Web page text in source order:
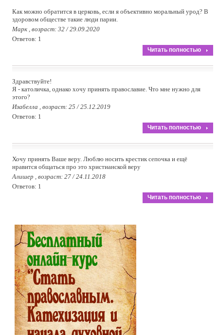
Как можно обратится в церковь, если я объективно моральный урод? В
здоровом обществе такие люди парии.
Марк , возраст: 32 / 29.09.2020
Ответов: 1
Читать полностью
Здравствуйте!
Я - католичка, однако хочу принять православие. Что мне нужно для
этого?
Изабелла , возраст: 25 / 25.12.2019
Ответов: 1
Читать полностью
Хочу принять Ваше веру. Люблю носить крестик сепочка и ещё
нравится общаться про это христианской веру
Алишер , возраст: 27 / 24.11.2018
Ответов: 1
Читать полностью